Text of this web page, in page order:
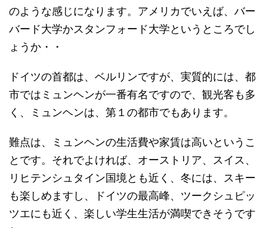
のような感じになります。アメリカでいえば、バー
バード大学かスタンフォード大学というところでし
ょうか・・
ドイツの首都は、ベルリンですが、実質的には、都
市ではミュンヘンが一番有名ですので、観光客も多
く、ミュンヘンは、第１の都市でもあります。
難点は、ミュンヘンの生活費や家賃は高いというこ
とです。それでよければ、オーストリア、スイス、
リヒテンシュタイン国境とも近く、冬には、スキー
も楽しめますし、ドイツの最高峰、ツークシュピッ
ツエにも近く、楽しい学生生活が満喫できそうです